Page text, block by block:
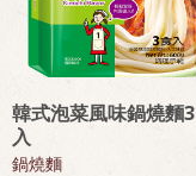
韓式泡菜風味鍋燒麵3
入
鍋燒麵